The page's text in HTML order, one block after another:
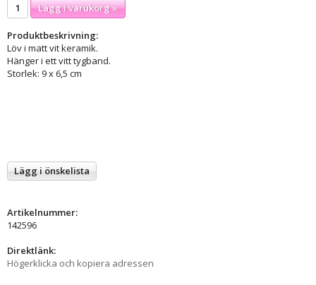
Lägg i varukorg »
Produktbeskrivning:
Löv i matt vit keramik.
Hänger i ett vitt tygband.
Storlek: 9 x 6,5 cm
Lägg i önskelista
Artikelnummer:
142596
Direktlänk:
Högerklicka och kopiera adressen